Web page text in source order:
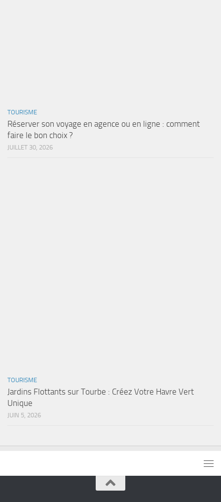
TOURISME
Réserver son voyage en agence ou en ligne : comment
faire le bon choix ?
JUILLET 30, 2026
TOURISME
Jardins Flottants sur Tourbe : Créez Votre Havre Vert
Unique
JUIN 5, 2026